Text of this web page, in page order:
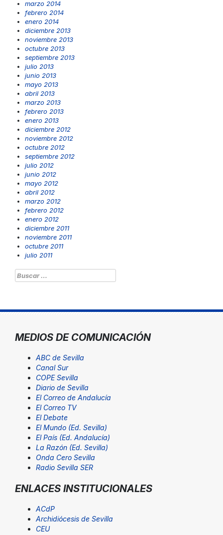
marzo 2014
febrero 2014
enero 2014
diciembre 2013
noviembre 2013
octubre 2013
septiembre 2013
julio 2013
junio 2013
mayo 2013
abril 2013
marzo 2013
febrero 2013
enero 2013
diciembre 2012
noviembre 2012
octubre 2012
septiembre 2012
julio 2012
junio 2012
mayo 2012
abril 2012
marzo 2012
febrero 2012
enero 2012
diciembre 2011
noviembre 2011
octubre 2011
julio 2011
Buscar:
MEDIOS DE COMUNICACIÓN
ABC de Sevilla
Canal Sur
COPE Sevilla
Diario de Sevilla
El Correo de Andalucía
El Correo TV
El Debate
El Mundo (Ed. Sevilla)
El País (Ed. Andalucía)
La Razón (Ed. Sevilla)
Onda Cero Sevilla
Radio Sevilla SER
ENLACES INSTITUCIONALES
ACdP
Archidiócesis de Sevilla
CEU